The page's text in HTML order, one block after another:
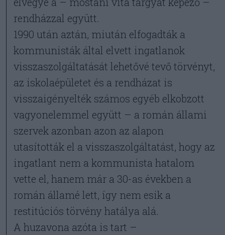
rendházzal együtt.
1990 után aztán, miután elfogadták a
kommunisták által elvett ingatlanok
visszaszolgáltatását lehetővé tevő törvényt,
az iskolaépületet és a rendházat is
visszaigényelték számos egyéb elkobzott
vagyonelemmel együtt – a román állami
szervek azonban azon az alapon
utasították el a visszaszolgáltatást, hogy az
ingatlant nem a kommunista hatalom
vette el, hanem már a 30-as években a
román államé lett, így nem esik a
restitúciós törvény hatálya alá.
A huzavona azóta is tart –